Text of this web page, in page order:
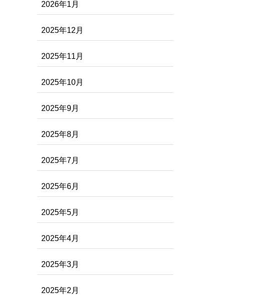
2026年1月
2025年12月
2025年11月
2025年10月
2025年9月
2025年8月
2025年7月
2025年6月
2025年5月
2025年4月
2025年3月
2025年2月